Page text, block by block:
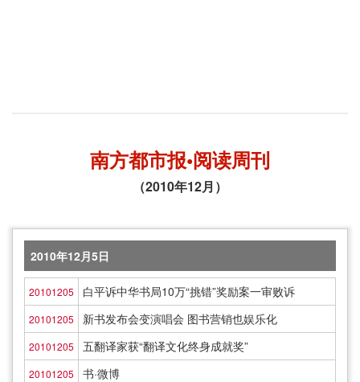
南方都市报•阅读周刊
（2010年12月）
2010年12月5日
20101205 白平诉中华书局10万“挑错”奖励案一审败诉
20101205 新书发布会变演唱会 图书营销也娱乐化
20101205 五翻译家获“翻译文化终身成就奖”
20101205 书·微博